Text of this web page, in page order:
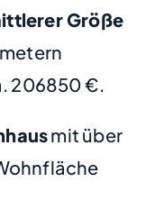
Größe
206850 €.
mit über